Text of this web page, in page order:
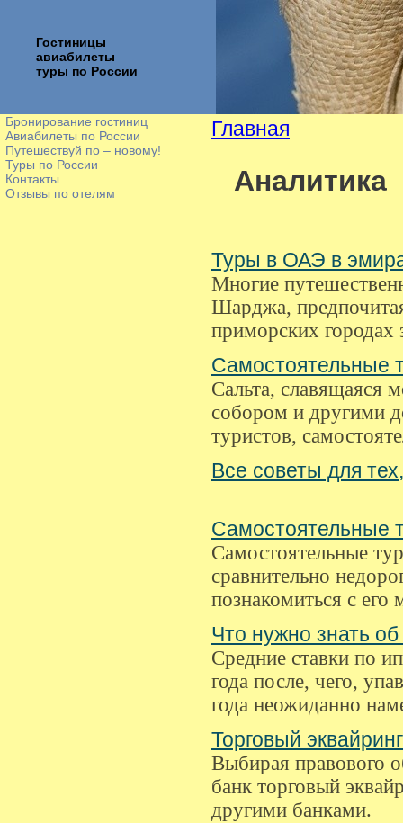
Гостиницы
авиабилеты
туры по России
Бронирование гостиниц
Авиабилеты по России
Путешествуй по – новому!
Туры по России
Контакты
Отзывы по отелям
Главная
Аналитика
Туры в ОАЭ в
Многие
Шарджа,
приморских городах
Самостоятельные
Сальта, славящаяся
собором и другими
туристов,
Все советы для
Самостоятельные
Самостоятельные
сравнительно
познакомиться с
Что нужно знать
Средние ставки по
года после, чего,
года неожиданно
Торговый эквайринг
Выбирая правового
банк торговый
другими банками.